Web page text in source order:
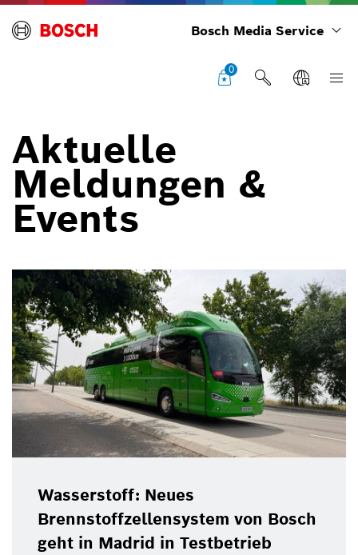
Bosch Media Service
0
Aktuelle
Meldungen &
Events
Wasserstoff: Neues
Brennstoffzellensystem von Bosch
geht in Madrid in Testbetrieb